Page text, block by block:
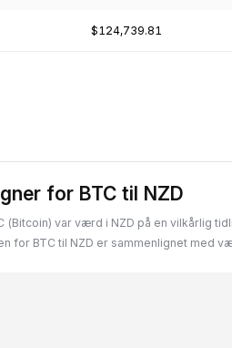
$124,739.81
for BTC til NZD
(Bitcoin) var værd i NZD på en vilkårlig
for BTC til NZD er sammenlignet med